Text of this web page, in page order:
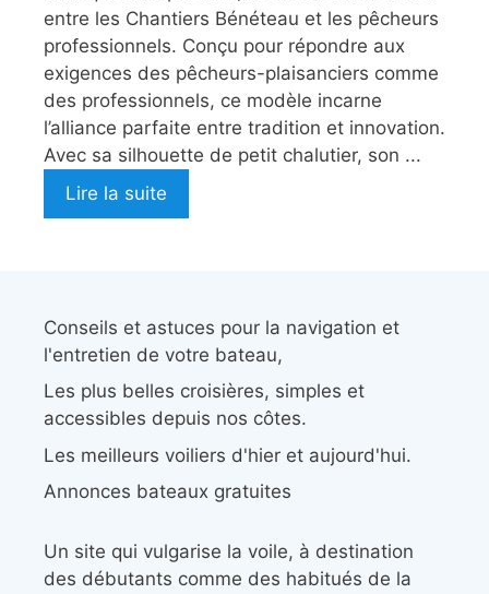
entre les Chantiers Bénéteau et les pêcheurs
professionnels. Conçu pour répondre aux
exigences des pêcheurs-plaisanciers comme
des professionnels, ce modèle incarne
l’alliance parfaite entre tradition et innovation.
Avec sa silhouette de petit chalutier, son ...
Lire la suite
Conseils et astuces pour la navigation et
l'entretien de votre bateau,
Les plus belles croisières, simples et
accessibles depuis nos côtes.
Les meilleurs voiliers d'hier et aujourd'hui.
Annonces bateaux gratuites
Un site qui vulgarise la voile, à destination
des débutants comme des habitués de la